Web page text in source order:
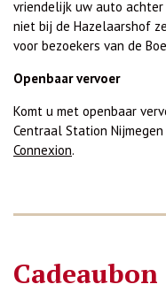
vriendelijk uw auto
niet bij de Hazelaarshof
voor bezoekers van de
Openbaar vervoer
Komt u met openbaar
Centraal Station
Connexion.
Cadeaubon